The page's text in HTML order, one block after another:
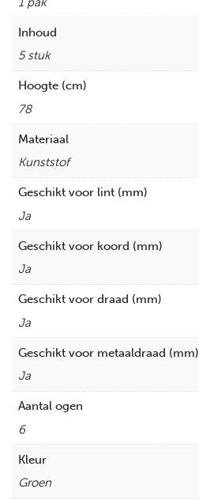
Inhoud
5 stuk
Hoogte (cm)
78
Materiaal
Kunststof
Geschikt voor lint (mm)
Ja
Geschikt voor koord (mm)
Ja
Geschikt voor draad (mm)
Ja
Geschikt voor metaaldraad (mm)
Ja
Aantal ogen
6
Kleur
Groen